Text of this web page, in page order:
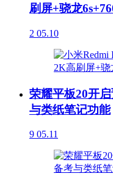
刷屏+骁龙
2 05.10
荣耀平板20开
与类纸笔记功能
9 05.11